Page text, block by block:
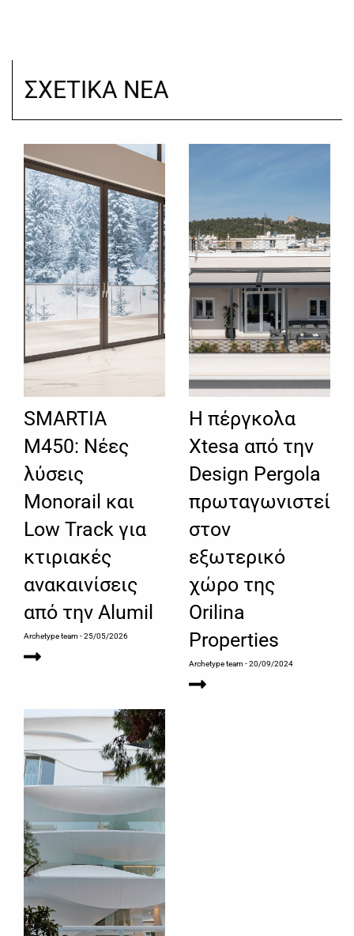
ΣΧΕΤΙΚΑ ΝΕΑ
SMARTIA
M450: Νέες
λύσεις
Monorail και
Low Track για
κτιριακές
ανακαινίσεις
από την Alumil
Archetype team- 25/05/2026
Η πέργκολα
Xtesa από την
Design Pergola
πρωταγωνιστεί
στον
εξωτερικό
χώρο της
Orilina
Properties
Archetype team- 20/09/2024